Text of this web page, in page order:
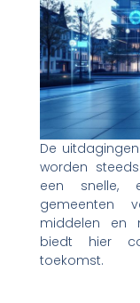
De
worden
een snelle,
gemeenten
middelen en
biedt hier
toekomst.